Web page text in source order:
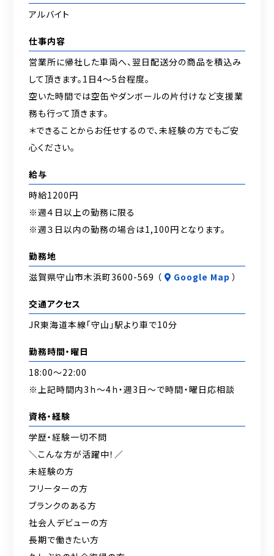
アルバイト
仕事内容
営業所に帰社した車両へ、翌日配送分の商品を積込み
して頂きます。1日4～5台程度。
空いた時間では空缶やダンボールの片付けなど支援業
務も行って頂きます。
＊できることからお任せするので、未経験の方でもご安
心ください。
給与
時給1200円
※週４日以上の勤務に限る
※週３日以内の勤務の場合は1,100円となります。
勤務地
滋賀県守山市木浜町3600-569 （
Google Map ）
交通アクセス
JR東海道本線「守山」駅より車で10分
勤務時間・曜日
18:00～22:00
※上記時間内3ｈ～4ｈ・週3日～で時間・曜日応相談
資格・経験
学歴・経験一切不問
＼こんな方が活躍中！／
未経験の方
フリーターの方
ブランクのある方
社会人デビューの方
長期で働きたい方